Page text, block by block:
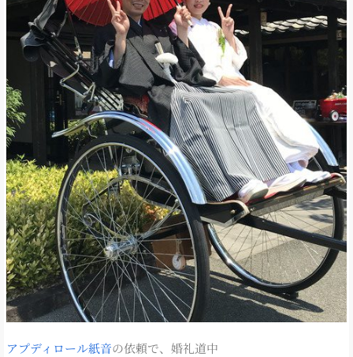
アプディロール紙音の依頼で、婚礼道中